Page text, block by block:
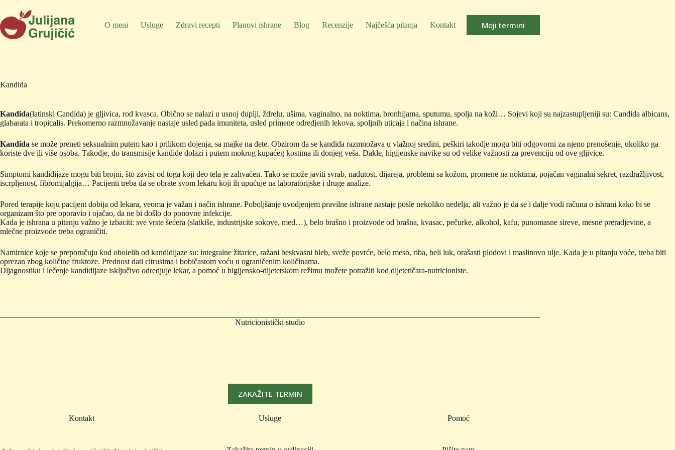
content
O meni Usluge Zdravi recepti Planovi ishrane Blog Recenzije Najčešća pitanja Kontakt Moji termini
Kandida
Kandida(latinski Candida) je gljivica, rod kvasca. Obično se nalazi u usnoj duplji, ždrelu, ušima, vaginalno, na noktima, bronhijama, sputumu, spolja na koži… Sojevi koji su najzastupljeniji su: Candida albicans,
glabarata i tropicalis. Prekomerno razmnožavanje nastaje usled pada imuniteta, usled primene odredjenih lekova, spoljnih uticaja i načina ishrane.
Kandida se može preneti seksualnim putem kao i prilikom dojenja, sa majke na dete. Obzirom da se kandida razmnožava u vlažnoj sredini, peškiri takodje mogu biti odgovorni za njeno prenošenje, ukoliko ga
koriste dve ili više osoba. Takodje, do transmisije kandide dolazi i putem mokrog kupaćeg kostima ili donjeg veša. Dakle, higijenske navike su od velike važnosti za prevenciju od ove gljivice.
Simptomi kandidijaze mogu biti brojni, što zavisi od toga koji deo tela je zahvaćen. Tako se može javiti svrab, nadutost, dijareja, problemi sa kožom, promene na noktima, pojačan vaginalni sekret, razdražljivost,
iscrpljenost, fibromijalgija… Pacijenti treba da se obrate svom lekaru koji ih upućuje na laboratorijske i druge analize.
Pored terapije koju pacijent dobija od lekara, veoma je važan i način ishrane. Poboljšanje uvodjenjem pravilne ishrane nastaje posle nekoliko nedelja, ali važno je da se i dalje vodi računa o ishrani kako bi se
organizam što pre oporavio i ojačao, da ne bi došlo do ponovne infekcije.
Kada je ishrana u pitanju važno je izbaciti: sve vrste šećera (slatkiše, industrijske sokove, med…), belo brašno i proizvode od brašna, kvasac, pečurke, alkohol, kafu, punomasne sireve, mesne preradjevine, a
mlečne proizvode treba ograničiti.
Namirnice koje se preporučuju kod obolelih od kandidijaze su: integralne žitarice, ražani beskvasni hleb, sveže povrće, belo meso, riba, beli luk, orašasti plodovi i maslinovo ulje. Kada je u pitanju voće, treba biti
oprezan zbog količine fruktoze. Prednost dati citrusima i bobičastom voću u ograničenim količinama.
Dijagnostiku i lečenje kandidijaze isključivo odredjuje lekar, a pomoć u higijensko-dijetetskom režimu možete potražiti kod dijetetičara-nutricioniste.
Nutricionistički studio
ZAKAŽITE TERMIN
Kontakt Usluge Pomoć